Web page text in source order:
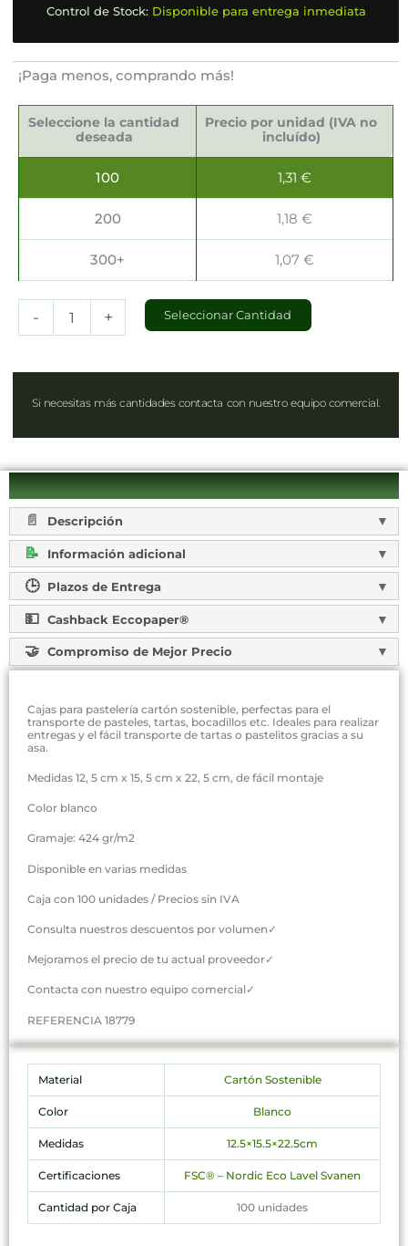
Control de Stock: Disponible para entrega inmediata
¡Paga menos, comprando más!
Seleccione la cantidad
deseada
Precio por unidad (IVA no
incluído)
100 1,31€
200 1,18€
300+ 1,07€
-
Pastelerías
12.5x15.5x22.5cm
+ Seleccionar Cantidad
Si necesitas más cantidades contacta con nuestro equipo comercial.
Descripción
Información adicional
Plazos de Entrega
Cashback Eccopaper®
Compromiso de Mejor Precio
Cajas para pastelería cartón sostenible, perfectas para el
transporte de pasteles, tartas, bocadillos etc. Ideales para realizar
entregas y el fácil transporte de tartas o pastelitos gracias a su
asa.
Medidas 12, 5 cm x 15, 5 cm x 22, 5 cm, de fácil montaje
Color blanco
Gramaje: 424 gr/m2
Disponible en varias medidas
Caja con 100 unidades / Precios sin IVA
Consulta nuestros descuentos por volumen✓
Mejoramos el precio de tu actual proveedor✓
Contacta con nuestro equipo comercial✓
REFERENCIA 18779
Material Cartón Sostenible
Color Blanco
Medidas 12.5×15.5×22.5cm
Certificaciones FSC® – Nordic Eco Lavel Svanen
Cantidad por Caja 100 unidades